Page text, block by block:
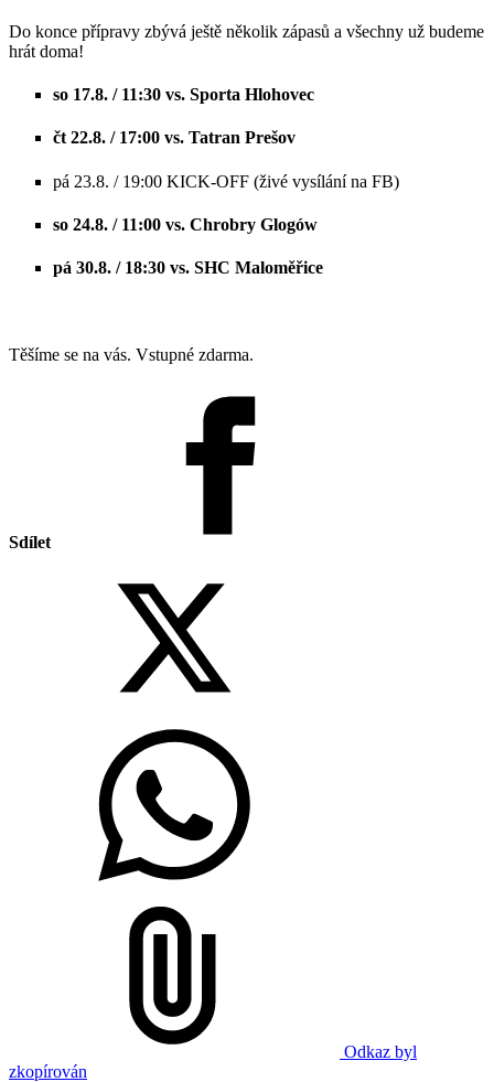
Do konce přípravy zbývá ještě několik zápasů a všechny už budeme
hrát doma!
so 17.8. / 11:30 vs. Sporta Hlohovec
čt 22.8. / 17:00 vs. Tatran Prešov
pá 23.8. / 19:00 KICK-OFF (živé vysílání na FB)
so 24.8. / 11:00 vs. Chrobry Glogów
pá 30.8. / 18:30 vs. SHC Maloměřice
Těšíme se na vás. Vstupné zdarma.
Sdílet
Odkaz byl
zkopírován